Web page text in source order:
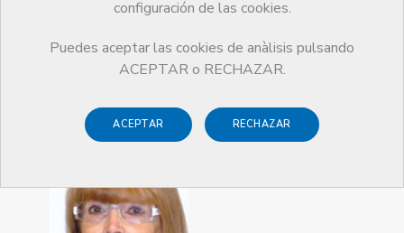
configuración de las cookies.
Puedes aceptar las cookies de anàlisis pulsando
ACEPTAR o RECHAZAR.
ACEPTAR RECHAZAR
Guardonat Edició 2010